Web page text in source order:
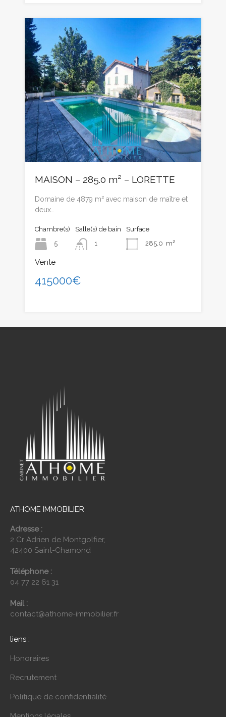
MAISON – 285.0 m² – LORETTE
Domaine de 4879 m² avec maison de maître et
deux…
Chambre(s)
5
Salle(s) de bain
1
Surface
285.0 m²
Vente
415000€
ATHOME IMMOBILIER
Adresse :
2 Cr Adrien de Montgolfier,
42400 Saint-Chamond
Téléphone :
04 77 22 61 31
Mail :
contact@athome-immobilier.fr
liens :
Honoraires
Recrutement
Politique de confidentialité